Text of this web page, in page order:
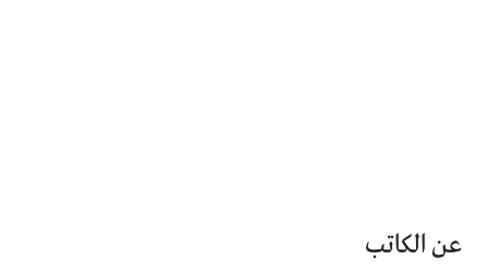
عن الكاتب